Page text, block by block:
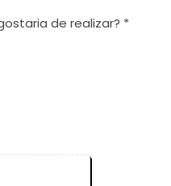
de realizar? *